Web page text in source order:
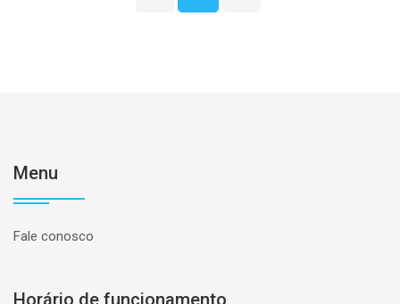
Menu
Fale conosco
Horário de funcionamento